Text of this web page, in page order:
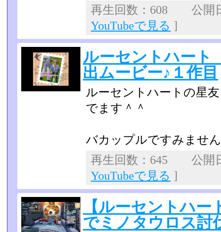
再生回数：608 公
YouTubeで見る ]
ルーセントハー
出ムービー♪１作目
ルーセントハートの星
でます＾＾
バカップルですみませ
再生回数：645 公開
YouTubeで見る ]
【ルーセントハ
でミノタウロス討